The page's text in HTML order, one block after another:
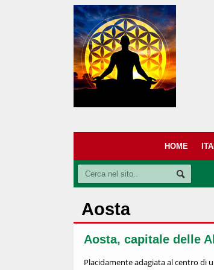
HOME
Aosta
Aosta, capitale delle
Placidamente adagiata al centro di